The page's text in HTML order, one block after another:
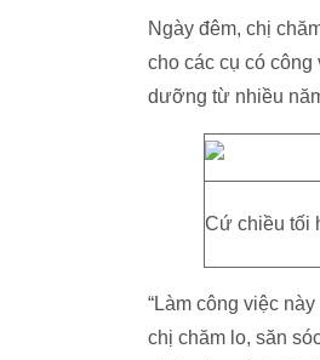
Ngày đêm, chị
cho các cụ có
dưỡng từ nhiều
Cứ chiều tối
“Làm công việc
chị chăm lo, săn